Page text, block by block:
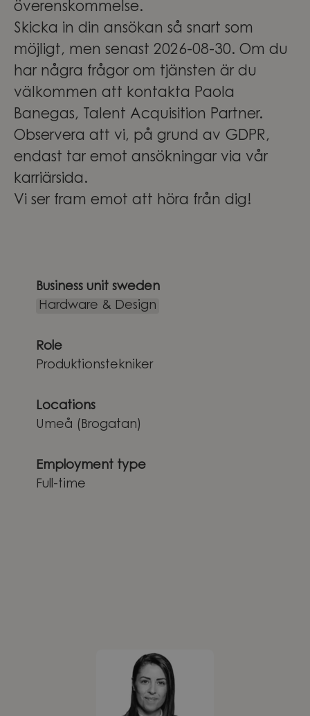
överenskommelse.
Skicka in din ansökan så snart som
möjligt, men senast 2026-08-30. Om du
har några frågor om tjänsten är du
välkommen att kontakta Paola
Banegas, Talent Acquisition Partner.
Observera att vi, på grund av GDPR,
endast tar emot ansökningar via vår
karriärsida.
Vi ser fram emot att höra från dig!
Business unit sweden
Hardware & Design
Role
Produktionstekniker
Locations
Umeå (Brogatan)
Employment type
Full-time